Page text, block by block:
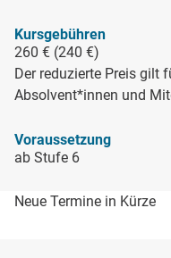
Kursgebühren
260 € (240 €)
Der reduzierte Preis gilt
Absolvent*innen und
Voraussetzung
ab Stufe 6
Neue Termine in Kürze